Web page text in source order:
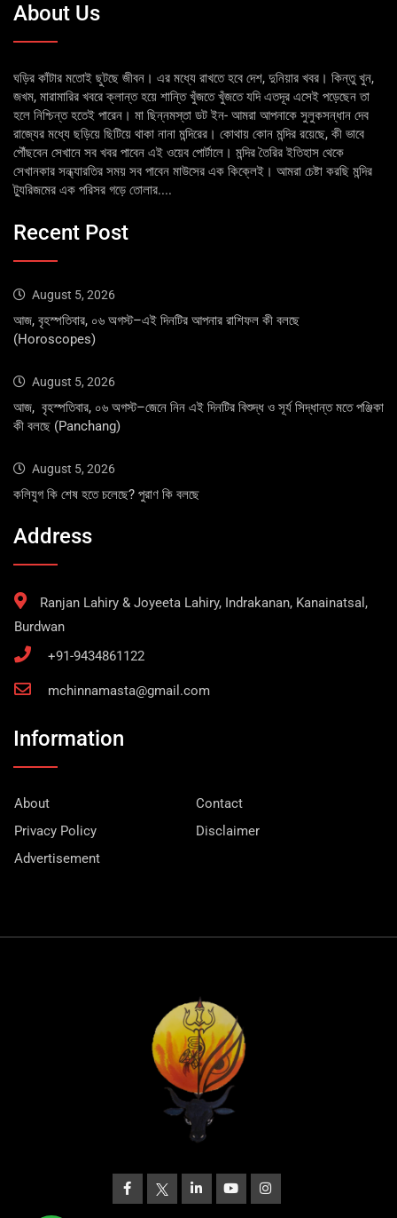
About Us
ঘড়ির কাঁটার মতোই ছুটছে জীবন। এর মধ্যে রাখতে হবে দেশ, দুনিয়ার খবর। কিন্তু খুন,
জখম, মারামারির খবরে ক্লান্ত হয়ে শান্তি খুঁজতে খুঁজতে যদি এতদূর এসেই পড়েছেন তা
হলে নিশ্চিন্ত হতেই পারেন। মা ছিন্নমস্তা ডট ইন- আমরা আপনাকে সুলুকসন্ধান দেব
রাজ্যের মধ্যে ছড়িয়ে ছিটিয়ে থাকা নানা মন্দিরের। কোথায় কোন মন্দির রয়েছে, কী ভাবে
পৌঁছবেন সেখানে সব খবর পাবেন এই ওয়েব পোর্টালে। মন্দির তৈরির ইতিহাস থেকে
সেখানকার সন্ধ্যারতির সময় সব পাবেন মাউসের এক কিক্লেই। আমরা চেষ্টা করছি মন্দির
ট্যুরিজমের এক পরিসর গড়ে তোলার....
Recent Post
August 5, 2026
আজ, বৃহস্পতিবার, ০৬ অগস্ট–এই দিনটির আপনার রাশিফল কী বলছে
(Horoscopes)
August 5, 2026
আজ, বৃহস্পতিবার, ০৬ অগস্ট–জেনে নিন এই দিনটির বিশুদ্ধ ও সূর্য সিদ্ধান্ত মতে পঞ্জিকা
কী বলছে (Panchang)
August 5, 2026
কলিযুগ কি শেষ হতে চলেছে? পুরাণ কি বলছে
Address
Ranjan Lahiry & Joyeeta Lahiry, Indrakanan, Kanainatsal,
Burdwan
+91-9434861122
mchinnamasta@gmail.com
Information
About
Contact
Privacy Policy
Disclaimer
Advertisement